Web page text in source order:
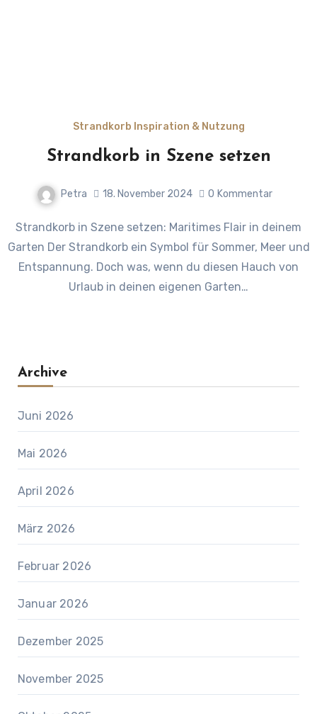
Strandkorb Inspiration & Nutzung
Strandkorb in Szene setzen
Petra 18. November 2024 0 Kommentar
Strandkorb in Szene setzen: Maritimes Flair in deinem
Garten Der Strandkorb ein Symbol für Sommer, Meer und
Entspannung. Doch was, wenn du diesen Hauch von
Urlaub in deinen eigenen Garten…
Archive
Juni 2026
Mai 2026
April 2026
März 2026
Februar 2026
Januar 2026
Dezember 2025
November 2025